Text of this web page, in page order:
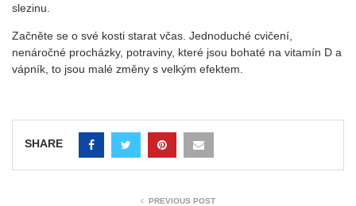
slezinu.
Začněte se o své kosti starat včas. Jednoduché cvičení,
nenáročné procházky, potraviny, které jsou bohaté na vitamín D a
vápník, to jsou malé změny s velkým efektem.
SHARE
PREVIOUS POST